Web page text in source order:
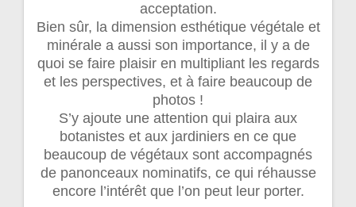
acceptation.
Bien sûr, la dimension esthétique végétale et
minérale a aussi son importance, il y a de
quoi se faire plaisir en multipliant les regards
et les perspectives, et à faire beaucoup de
photos !
S’y ajoute une attention qui plaira aux
botanistes et aux jardiniers en ce que
beaucoup de végétaux sont accompagnés
de panonceaux nominatifs, ce qui réhausse
encore l’intérêt que l’on peut leur porter.